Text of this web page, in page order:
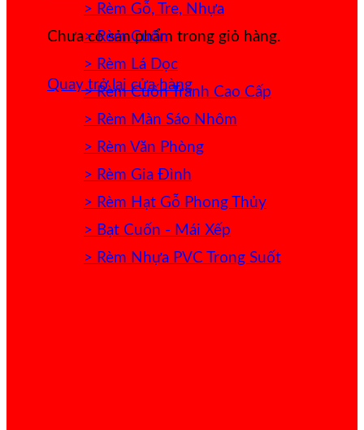
Chưa có sản phẩm trong giỏ hàng.
Quay trở lại cửa hàng
> Rèm Gỗ, Tre, Nhựa
> Rèm Cuốn
> Rèm Lá Dọc
> Rèm Cuốn Tranh Cao Cấp
> Rèm Màn Sáo Nhôm
> Rèm Văn Phòng
> Rèm Gia Đình
> Rèm Hạt Gỗ Phong Thủy
> Bạt Cuốn - Mái Xếp
> Rèm Nhựa PVC Trong Suốt